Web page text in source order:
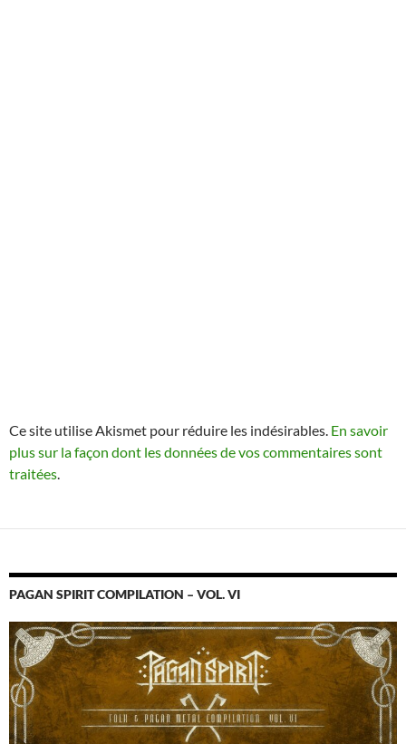
Ce site utilise Akismet pour réduire les indésirables. En savoir
plus sur la façon dont les données de vos commentaires sont
traitées.
PAGAN SPIRIT COMPILATION – VOL. VI